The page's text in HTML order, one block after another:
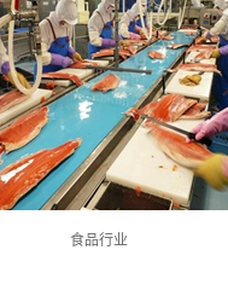
食品行业